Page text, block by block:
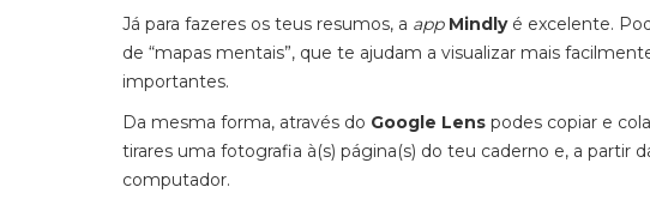
Já para fazeres os teus resumos, a app Mindly é excelente.
de “mapas mentais”, que te ajudam a visualizar mais
importantes.
Da mesma forma, através do Google Lens podes copiar e
tirares uma fotografia à(s) página(s) do teu caderno e, a partir
computador.